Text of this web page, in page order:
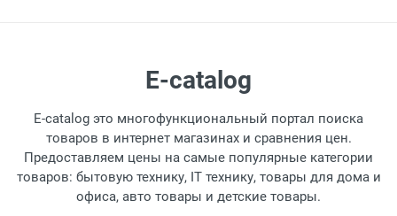
может делать плита. Кроме того,
предполагаемые вредные эффекты
электромагнитного излучения практически
отсутствуют. Поэтому многие люди сначала
покупают микроволновую печь, а остальные
кухонные принадлежности приобретают
позже.
E-catalog
E-catalog это многофункциональный портал поиска
товаров в интернет магазинах и сравнения цен.
Предоставляем цены на самые популярные категории
товаров: бытовую технику, IT технику, товары для дома и
офиса, авто товары и детские товары.